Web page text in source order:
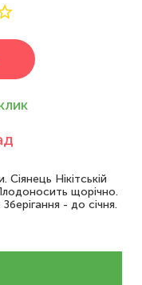
Нікітській
щорічно.
- до січня.